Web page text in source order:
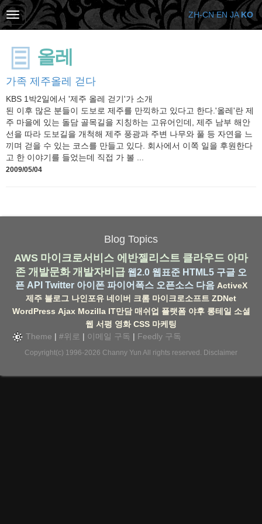
올레
가족 제주올레 걷다
KBS 1박2일에서 '제주 올레 걷기'가 소개
된 이후 많은 분들이 도보로 제주를 만끽하고 있다고 한다.'올레'란 제
주 마을에 있는 돌담 골목길을 지칭하는 고유어인데, 제주 남부 해안
선을 따라 도보길을 개척해 제주 풍광과 주변 나무와 풀 등 자연을 느
끼며 걷을 수 있는 코스를 만들고 있다. 회사에서 이쪽 일을 후원한다
고 한 이야기를 들었는데 직접 가 볼 ...
2009/05/04
Blog Topics
AWS 마이크로서비스 에반젤리스트 클라우드 아마
존 개발문화 개발자비급 웹2.0 웹표준 HTML5 구글 오
픈 API Twitter 아이폰 파이어폭스 오픈소스 다음 ActiveX
제주 블로그 나인포유 네이버 크롬 마이크로소프트 ZDNet
WordPress Ajax Mozilla IT만담 매쉬업 플랫폼 야후 롱테일 소셜
웹 서평 영화 CSS 마케팅
Theme | #위로 | 이메일 구독 | Feedly 구독
Copyright(c) 1996-2026 Channy Yun All rights reserved. Disclaimer
ZH-CN EN JA KO